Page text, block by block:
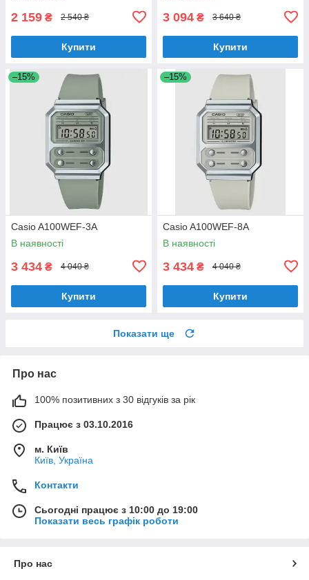
2 159 ₴ 2 540 ₴
Купити
3 094 ₴ 3 640 ₴
Купити
–15%
Casio A100WEF-3A
В наявності
3 434 ₴ 4 040 ₴
Купити
–15%
Casio A100WEF-8A
В наявності
3 434 ₴ 4 040 ₴
Купити
Показати ще
Про нас
100% позитивних з 30 відгуків за рік
Працює з 03.10.2016
м. Київ
Київ, Україна
Контакти
Сьогодні працює з 10:00 до 19:00
Показати весь графік роботи
Про нас